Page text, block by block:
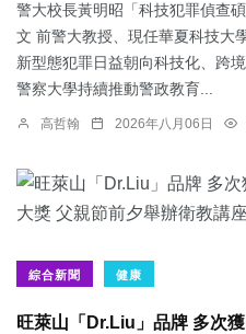
警大校長黃明昭「科技犯罪偵查
文 前警大教授、現任華夏科技大
新型態犯罪日益朝向科技化、跨
警察大學持續推動警政教育...
高哲翰 2026年八月06日
綜合新聞 健康
旺萊山「Dr.Liu」品牌 多次